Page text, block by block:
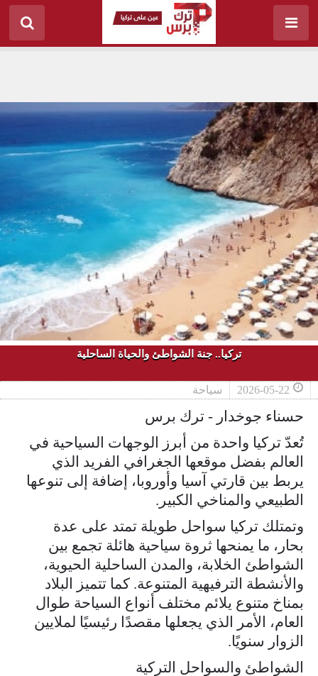
تركيا.. جنة الشواطئ والحياة الساحلية
2026-05-22 سياحة
حسناء جوخدار - ترك برس
تُعدّ تركيا واحدة من أبرز الوجهات السياحية في
العالم بفضل موقعها الجغرافي الفريد الذي
يربط بين قارتي آسيا وأوروبا، إضافة إلى تنوعها
الطبيعي والمناخي الكبير.
وتمتلك تركيا سواحل طويلة تمتد على عدة
بحار، ما يمنحها ثروة سياحية هائلة تجمع بين
الشواطئ الخلابة، والمدن الساحلية الحيوية،
والأنشطة الترفيهية المتنوعة. كما تتميز البلاد
بمناخ متنوع يلائم مختلف أنواع السياحة طوال
العام، الأمر الذي يجعلها مقصدًا رئيسيًا لملايين
الزوار سنويًا.
الشواطئ والسواحل التركية